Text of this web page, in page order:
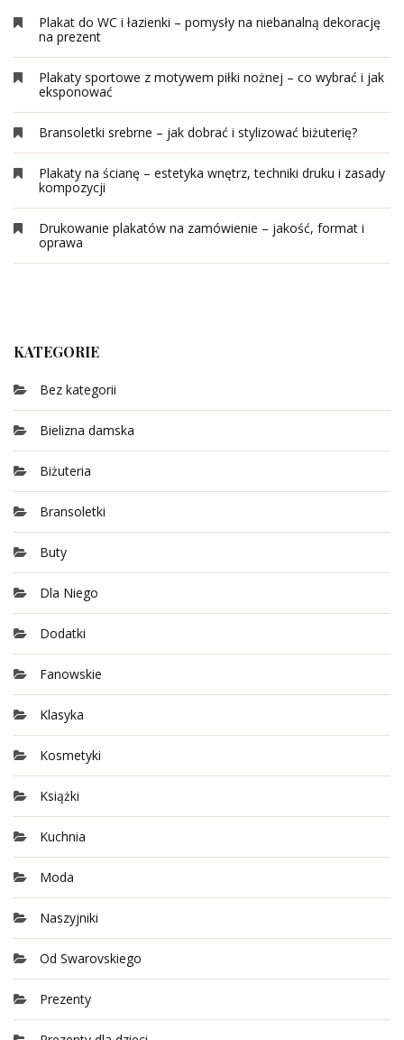
Plakat do WC i łazienki – pomysły na niebanalną dekorację
na prezent
Plakaty sportowe z motywem piłki nożnej – co wybrać i jak
eksponować
Bransoletki srebrne – jak dobrać i stylizować biżuterię?
Plakaty na ścianę – estetyka wnętrz, techniki druku i zasady
kompozycji
Drukowanie plakatów na zamówienie – jakość, format i
oprawa
KATEGORIE
Bez kategorii
Bielizna damska
Biżuteria
Bransoletki
Buty
Dla Niego
Dodatki
Fanowskie
Klasyka
Kosmetyki
Książki
Kuchnia
Moda
Naszyjniki
Od Swarovskiego
Prezenty